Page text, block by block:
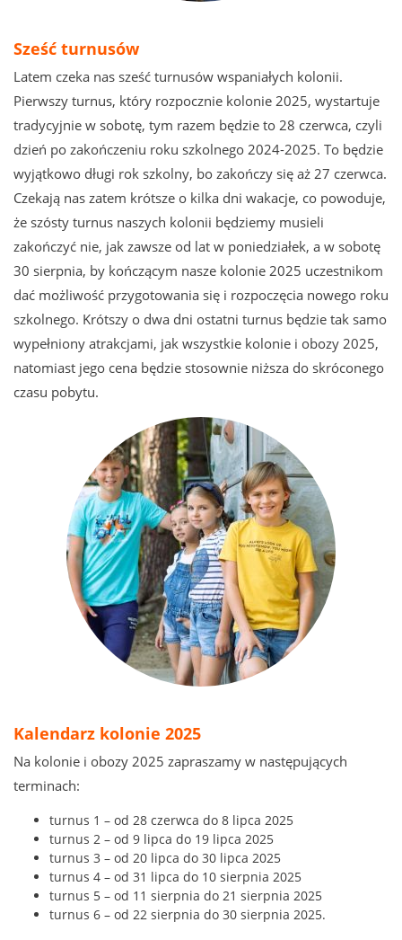
Sześć turnusów
Latem czeka nas sześć turnusów wspaniałych kolonii.
Pierwszy turnus, który rozpocznie kolonie 2025, wystartuje
tradycyjnie w sobotę, tym razem będzie to 28 czerwca, czyli
dzień po zakończeniu roku szkolnego 2024-2025. To będzie
wyjątkowo długi rok szkolny, bo zakończy się aż 27 czerwca.
Czekają nas zatem krótsze o kilka dni wakacje, co powoduje,
że szósty turnus naszych kolonii będziemy musieli
zakończyć nie, jak zawsze od lat w poniedziałek, a w sobotę
30 sierpnia, by kończącym nasze kolonie 2025 uczestnikom
dać możliwość przygotowania się i rozpoczęcia nowego roku
szkolnego. Krótszy o dwa dni ostatni turnus będzie tak samo
wypełniony atrakcjami, jak wszystkie kolonie i obozy 2025,
natomiast jego cena będzie stosownie niższa do skróconego
czasu pobytu.
Kalendarz kolonie 2025
Na kolonie i obozy 2025 zapraszamy w następujących
terminach:
turnus 1 – od 28 czerwca do 8 lipca 2025
turnus 2 – od 9 lipca do 19 lipca 2025
turnus 3 – od 20 lipca do 30 lipca 2025
turnus 4 – od 31 lipca do 10 sierpnia 2025
turnus 5 – od 11 sierpnia do 21 sierpnia 2025
turnus 6 – od 22 sierpnia do 30 sierpnia 2025.